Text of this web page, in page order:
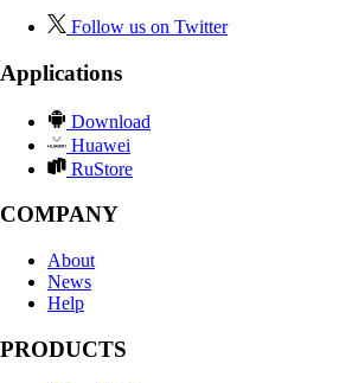
Follow us on Twitter
Applications
Download
Huawei
RuStore
COMPANY
About
News
Help
PRODUCTS